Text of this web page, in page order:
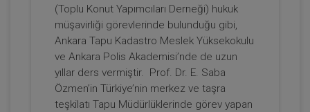
Devre Mülk Hakkının Emeklinin Emlak
Vergisi Muafiyetini Kaldırması ve 7464
Sayılı Kanun Uyarınca Günübirlik
Kiralanmasına Dayalı Yanılgılar Video
Eğitimi
300 TL Sepete Ekle
(Toplu Konut Yapımcıları Derneği) hukuk
müşavirliği görevlerinde bulunduğu gibi,
Ankara Tapu Kadastro Meslek Yüksekokulu
ve Ankara Polis Akademisi’nde de uzun
yıllar ders vermiştir. Prof. Dr. E. Saba
Özmen’in Türkiye’nin merkez ve taşra
teşkilatı Tapu Müdürlüklerinde görev yapan